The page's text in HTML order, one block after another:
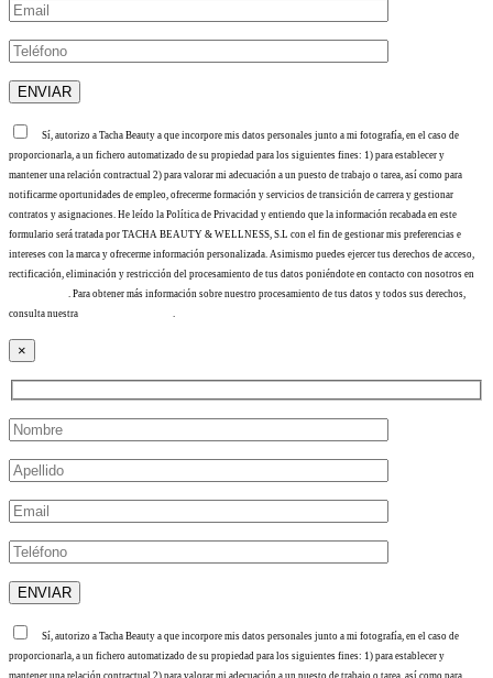
Sí, autorizo a Tacha Beauty a que incorpore mis datos personales junto a mi fotografía, en el caso de
proporcionarla, a un fichero automatizado de su propiedad para los siguientes fines: 1) para establecer y
mantener una relación contractual 2) para valorar mi adecuación a un puesto de trabajo o tarea, así como para
notificarme oportunidades de empleo, ofrecerme formación y servicios de transición de carrera y gestionar
contratos y asignaciones. He leído la Política de Privacidad y entiendo que la información recabada en este
formulario será tratada por TACHA BEAUTY & WELLNESS, S.L con el fin de gestionar mis preferencias e
intereses con la marca y ofrecerme información personalizada. Asimismo puedes ejercer tus derechos de acceso,
rectificación, eliminación y restricción del procesamiento de tus datos poniéndote en contacto con nosotros en
. Para obtener más información sobre nuestro procesamiento de tus datos y todos sus derechos,
consulta nuestra
×
Sí, autorizo a Tacha Beauty a que incorpore mis datos personales junto a mi fotografía, en el caso de
proporcionarla, a un fichero automatizado de su propiedad para los siguientes fines: 1) para establecer y